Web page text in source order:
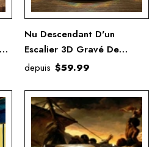
Nu Descendant D'un
Escalier 3D Gravé De
Cristal De Cristal Gravé /
Collection / Souvenir
depuis $59.99